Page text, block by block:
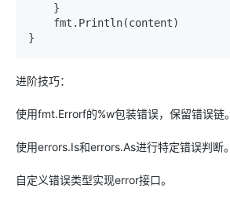
进阶技巧：
使用fmt.Errorf的%w包装错误，保留错误链。
使用errors.Is和errors.As进行特定错误判断。
自定义错误类型实现error接口。